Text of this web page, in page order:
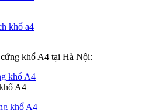
khổ A4 tại Hà Nội:
A4